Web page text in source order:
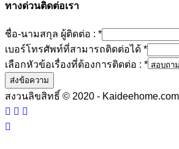
ทางด่วนติดต่อเรา
ชื่อ-นามสกุล ผู้ติดต่อ : *
เบอร์โทรศัพท์ที่สามารถติดต่อได้ *
เลือกหัวข้อเรื่องที่ต้องการติดต่อ : *
ส่งข้อความ
สงวนลิขสิทธิ์ © 2020 - Kaideehome.com